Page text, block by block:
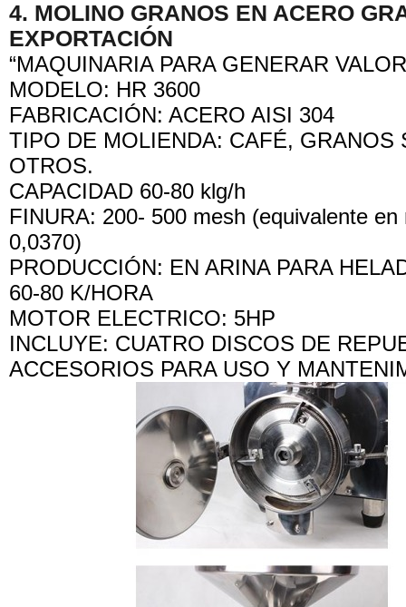
4. MOLINO GRANOS EN ACERO
EXPORTACIÓN
“MAQUINARIA PARA GENERAR
MODELO: HR 3600
FABRICACIÓN: ACERO AISI 304
TIPO DE MOLIENDA: CAFÉ, GRANOS
OTROS.
CAPACIDAD 60-80 klg/h
FINURA: 200- 500 mesh (equivalente
0,0370)
PRODUCCIÓN: EN ARINA PARA
60-80 K/HORA
MOTOR ELECTRICO: 5HP
INCLUYE: CUATRO DISCOS DE
ACCESORIOS PARA USO Y